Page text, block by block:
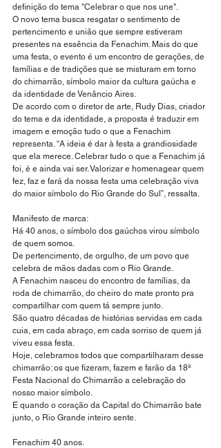
definição do tema "Celebrar o que nos une".
O novo tema busca resgatar o sentimento de
pertencimento e união que sempre estiveram
presentes na essência da Fenachim. Mais do que
uma festa, o evento é um encontro de gerações, de
famílias e de tradições que se misturam em torno
do chimarrão, símbolo maior da cultura gaúcha e
da identidade de Venâncio Aires.
De acordo com o diretor de arte, Rudy Dias, criador
do tema e da identidade, a proposta é traduzir em
imagem e emoção tudo o que a Fenachim
representa. “A ideia é dar à festa a grandiosidade
que ela merece. Celebrar tudo o que a Fenachim já
foi, é e ainda vai ser. Valorizar e homenagear quem
fez, faz e fará da nossa festa uma celebração viva
do maior símbolo do Rio Grande do Sul”, ressalta.
Manifesto de marca:
Há 40 anos, o símbolo dos gaúchos virou símbolo
de quem somos.
De pertencimento, de orgulho, de um povo que
celebra de mãos dadas com o Rio Grande.
A Fenachim nasceu do encontro de famílias, da
roda de chimarrão, do cheiro do mate pronto pra
compartilhar com quem tá sempre junto.
São quatro décadas de histórias servidas em cada
cuia, em cada abraço, em cada sorriso de quem já
viveu essa festa.
Hoje, celebramos todos que compartilharam desse
chimarrão: os que fizeram, fazem e farão da 18ª
Festa Nacional do Chimarrão a celebração do
nosso maior símbolo.
E quando o coração da Capital do Chimarrão bate
junto, o Rio Grande inteiro sente.
Fenachim 40 anos.